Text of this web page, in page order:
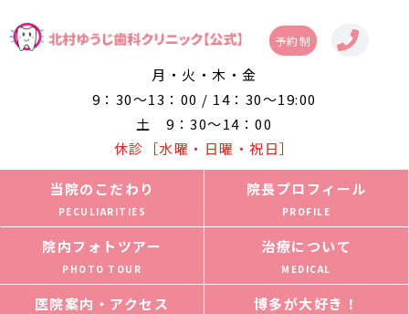
予約制
月・火・木・金
9：30～13：00 / 14：30～19:00
土 9：30～14：00
休診［水曜・日曜・祝日］
当院のこだわり 院長プロフィール
院内フォトツアー 治療について
医院案内・アクセス 博多が大好き！